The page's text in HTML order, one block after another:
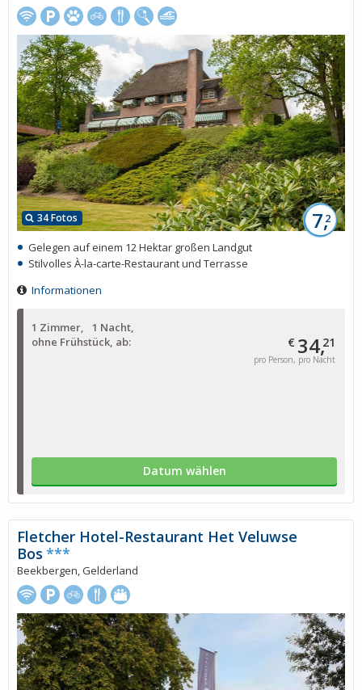
1 Zimmer
1 Nacht
ohne Frühstück, ab:
€ 34,21
pro Person, pro Nacht
Datum wählen
34 Fotos 7,2
Gelegen auf einem 12 Hektar großen Landgut
Stilvolles À-la-carte-Restaurant und Terrasse
Informationen
Fletcher Hotel-Restaurant Het Veluwse
Bos ***
Beekbergen, Gelderland